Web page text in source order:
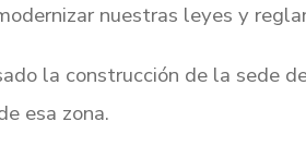
nuestras leyes y
la construcción de la sede
esa zona.